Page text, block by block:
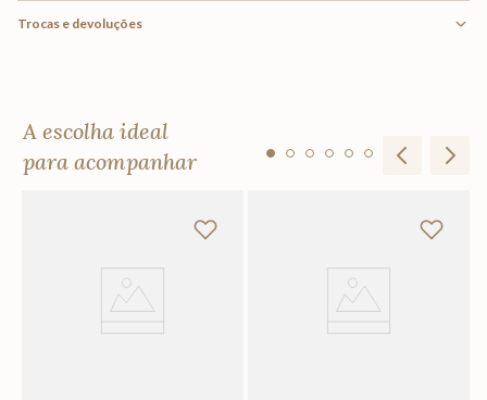
Trocas e devoluções
A escolha ideal
para acompanhar